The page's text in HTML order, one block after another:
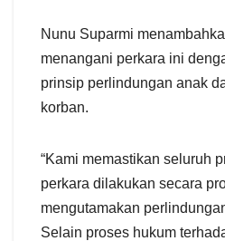
Nunu Suparmi
menangani perkara ini
prinsip perlindungan anak
korban.
“Kami memastikan seluruh
perkara dilakukan secara
mengutamakan
Selain proses hukum